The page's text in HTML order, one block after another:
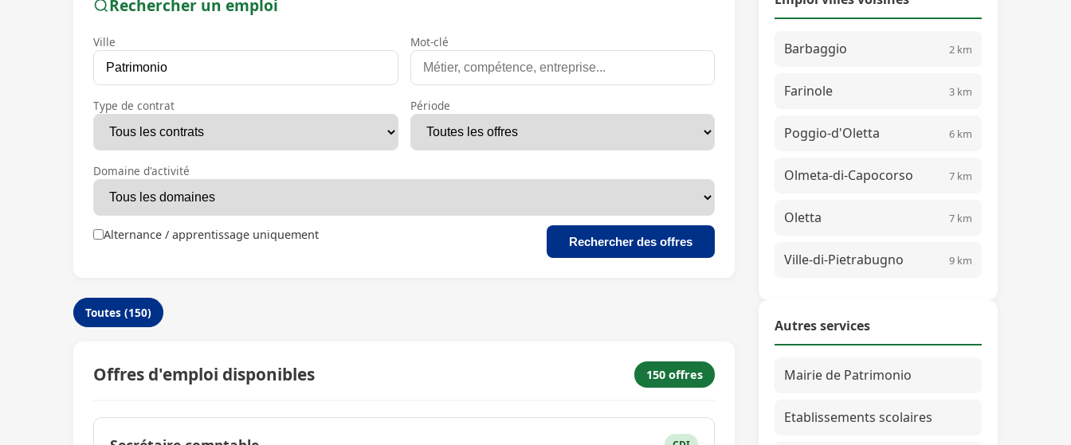
Rechercher un emploi
Ville Mot-clé
Type de contrat Période
Domaine d'activité
Alternance / apprentissage uniquement Rechercher des offres
Toutes (150)
Offres d'emploi disponibles 150 offres
Barbaggio 2 km
Farinole 3 km
Poggio-d'Oletta 6 km
Olmeta-di-Capocorso 7 km
Oletta 7 km
Ville-di-Pietrabugno 9 km
Autres services
Mairie de Patrimonio
Etablissements scolaires